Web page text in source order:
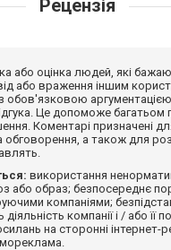
Рецензія
або оцінка людей, які
або враження іншим
обов'язковою аргументацією
Це допоможе багатьом
Коментарі призначені
обговорення, а також для
використання
або образ; безпосереднє
компаніями;
компанії і / або її
на сторонні інтернет-